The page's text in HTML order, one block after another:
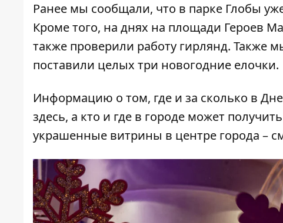
Ранее мы сообщали, что в парке Глобы
Кроме того, на днях на площади Героев
также проверили работу гирлянд. Также
поставили целых три новогодние елочки.
Информацию о том, где и за сколько в
здесь, а кто и где в городе может
украшенные витрины в центре города –